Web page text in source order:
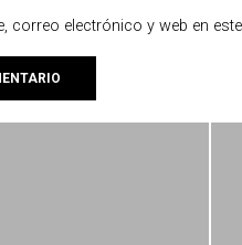
correo electrónico y web en